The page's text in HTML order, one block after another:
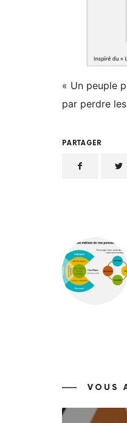
« Un peuple
par perdre
PARTAGER
VOUS